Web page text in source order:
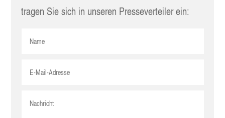
tra­gen Sie sich in unse­ren Pres­se­ver­tei­ler ein: